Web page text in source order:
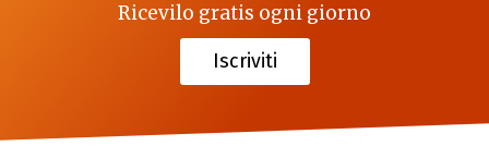
Ricevilo gratis ogni giorno
Iscriviti